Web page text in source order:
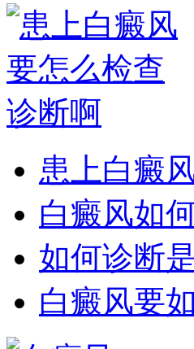
患上白癜
白癜风如
如何诊断
白癜风要